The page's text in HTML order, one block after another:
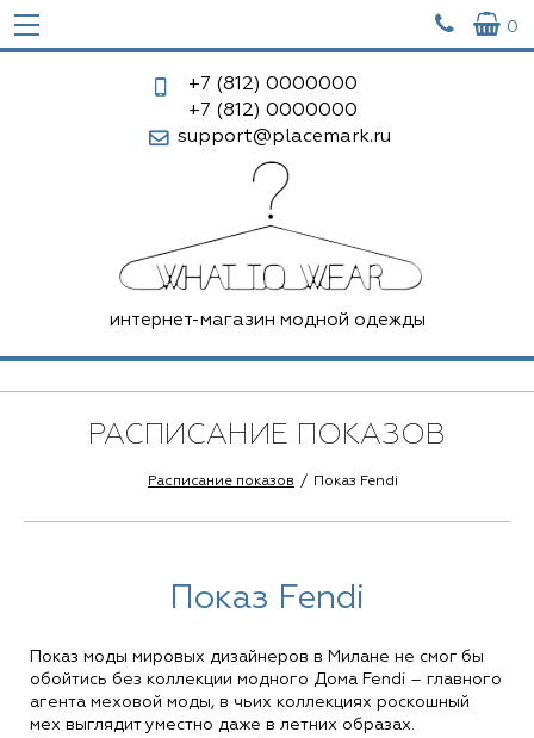
  0
+7 (812) 0000000
+7 (812) 0000000
support@placemark.ru
интернет-магазин модной одежды
РАСПИСАНИЕ ПОКАЗОВ
Расписание показов Показ Fendi
Показ Fendi
Показ моды мировых дизайнеров в Милане не смог бы
обойтись без коллекции модного Дома Fendi – главного
агента меховой моды, в чьих коллекциях роскошный
мех выглядит уместно даже в летних образах.